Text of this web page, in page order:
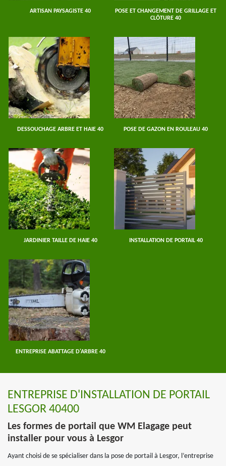
ARTISAN PAYSAGISTE 40
POSE ET CHANGEMENT DE GRILLAGE ET
CLÔTURE 40
DESSOUCHAGE ARBRE ET HAIE 40 POSE DE GAZON EN ROULEAU 40
JARDINIER TAILLE DE HAIE 40 INSTALLATION DE PORTAIL 40
ENTREPRISE ABATTAGE D'ARBRE 40
ENTREPRISE D'INSTALLATION DE PORTAIL
LESGOR 40400
Les formes de portail que WM Elagage peut
installer pour vous à Lesgor
Ayant choisi de se spécialiser dans la pose de portail à Lesgor, l’entreprise